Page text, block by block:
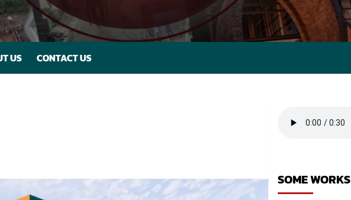
US CONTACT US
SOME WORKS